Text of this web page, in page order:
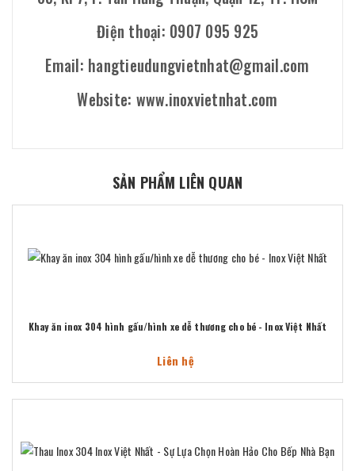
Điện thoại: 0907 095 925
Email: hangtieudungvietnhat@gmail.com
Website: www.inoxvietnhat.com
SẢN PHẨM LIÊN QUAN
Khay ăn inox 304 hình gấu/hình xe dễ thương cho bé - Inox Việt Nhất
Liên hệ